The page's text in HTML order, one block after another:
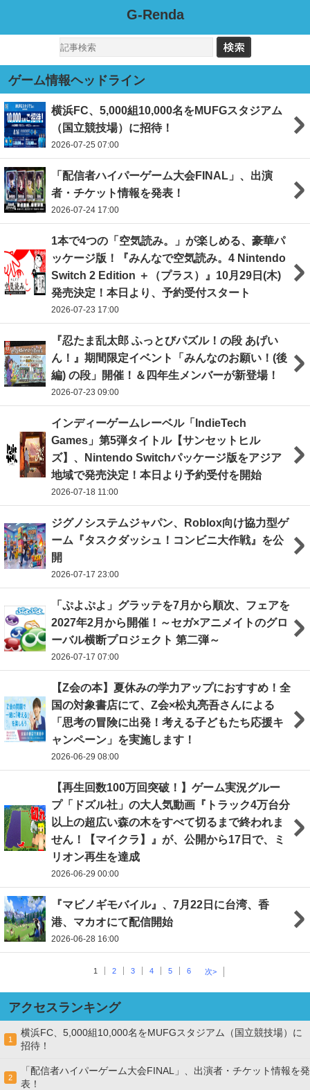
G-Renda
ゲーム情報ヘッドライン
横浜FC、5,000組10,000名をMUFGスタジアム
（国立競技場）に招待！
2026-07-25 07:00
「配信者ハイパーゲーム大会FINAL」、出演
者・チケット情報を発表！
2026-07-24 17:00
1本で4つの「空気読み。」が楽しめる、豪華パ
ッケージ版！『みんなで空気読み。4 Nintendo
Switch 2 Edition ＋（プラス）』10月29日(木)
発売決定！本日より、予約受付スタート
2026-07-23 17:00
『忍たま乱太郎 ふっとびパズル！の段 あげい
ん！』期間限定イベント「みんなのお願い！(後
編) の段」開催！＆四年生メンバーが新登場！
2026-07-23 09:00
インディーゲームレーベル「IndieTech
Games」第5弾タイトル【サンセットヒル
ズ】、Nintendo Switchパッケージ版をアジア
地域で発売決定！本日より予約受付を開始
2026-07-18 11:00
ジグノシステムジャパン、Roblox向け協力型ゲ
ーム『タスクダッシュ！コンビニ大作戦』を公
開
2026-07-17 23:00
「ぷよぷよ」グラッテを7月から順次、フェアを
2027年2月から開催！～セガ×アニメイトのグロ
ーバル横断プロジェクト 第二弾～
2026-07-17 07:00
【Z会の本】夏休みの学力アップにおすすめ！全
国の対象書店にて、Z会×松丸亮吾さんによる
「思考の冒険に出発！考える子どもたち応援キ
ャンペーン」を実施します！
2026-06-29 08:00
【再生回数100万回突破！】ゲーム実況グルー
プ「ドズル社」の大人気動画『トラック4万台分
以上の超広い森の木をすべて切るまで終われま
せん！【マイクラ】』が、公開から17日で、ミ
リオン再生を達成
2026-06-29 00:00
『マビノギモバイル』、7月22日に台湾、香
港、マカオにて配信開始
2026-06-28 16:00
1 2 3 4 5 6 次>
アクセスランキング
1
横浜FC、5,000組10,000名をMUFGスタジアム（国立競技場）に
招待！
2
「配信者ハイパーゲーム大会FINAL」、出演者・チケット情報を発
表！